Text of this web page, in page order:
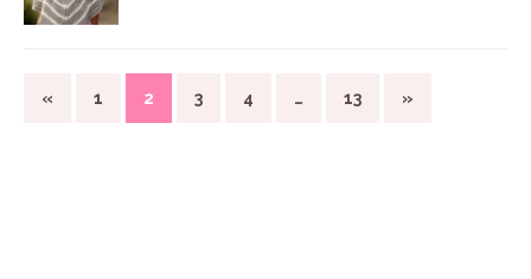
« 1 2 3 4 … 13 »